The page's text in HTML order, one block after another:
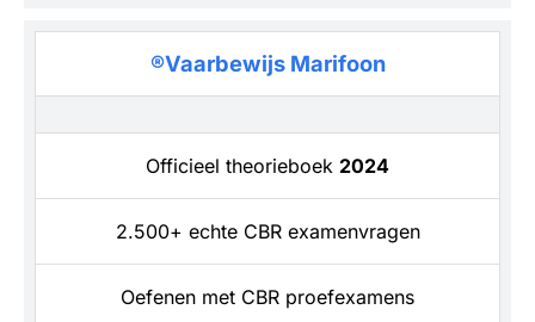
®Vaarbewijs Marifoon
Officieel theorieboek 2024
2.500+ echte CBR examenvragen
Oefenen met CBR proefexamens